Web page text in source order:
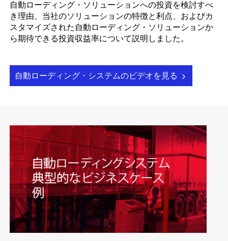
自動ローディング・ソリューションへの投資を検討すべ
き理由、当社のソリューションの特徴と利点、およびカ
スタマイズされた自動ローディング・ソリューションか
ら期待できる投資収益率について説明しました。
自動ローディング・システムのビデオを見る